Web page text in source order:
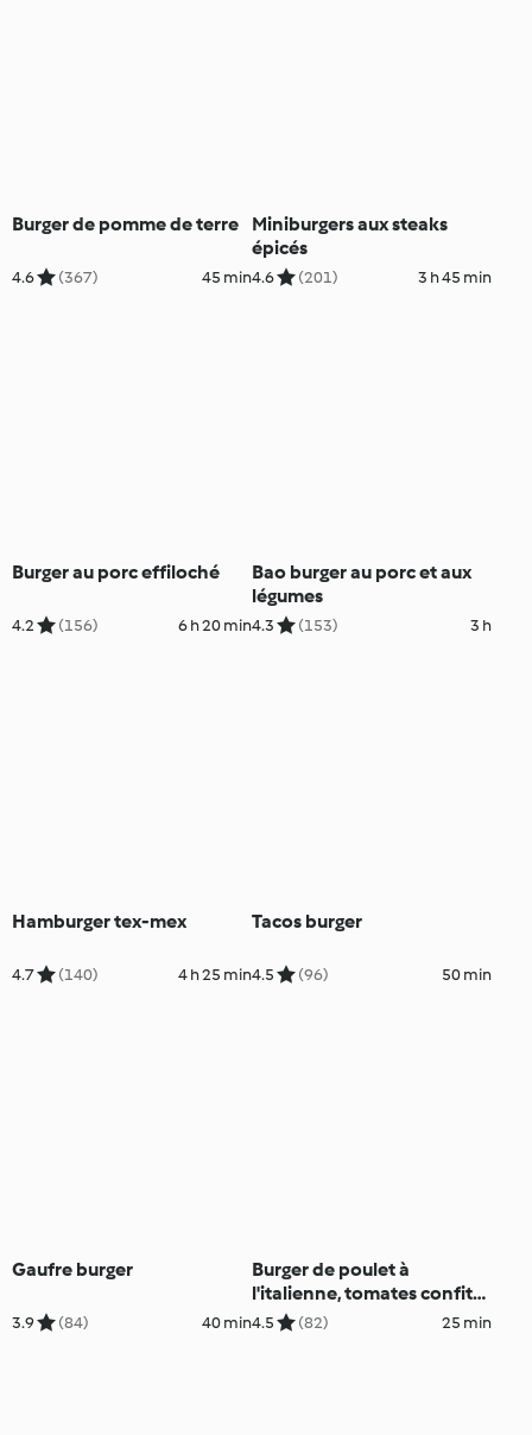
Burger de pomme de terre
4.6 (367) 45 min
Miniburgers aux steaks
épicés
4.6 (201) 3 h 45 min
Burger au porc effiloché
4.2 (156) 6 h 20 min
Bao burger au porc et aux
légumes
4.3 (153) 3 h
Hamburger tex-mex
4.7 (140) 4 h 25 min
Tacos burger
4.5 (96) 50 min
Gaufre burger
3.9 (84) 40 min
Burger de poulet à
l'italienne, tomates confites
et origan
4.5 (82) 25 min